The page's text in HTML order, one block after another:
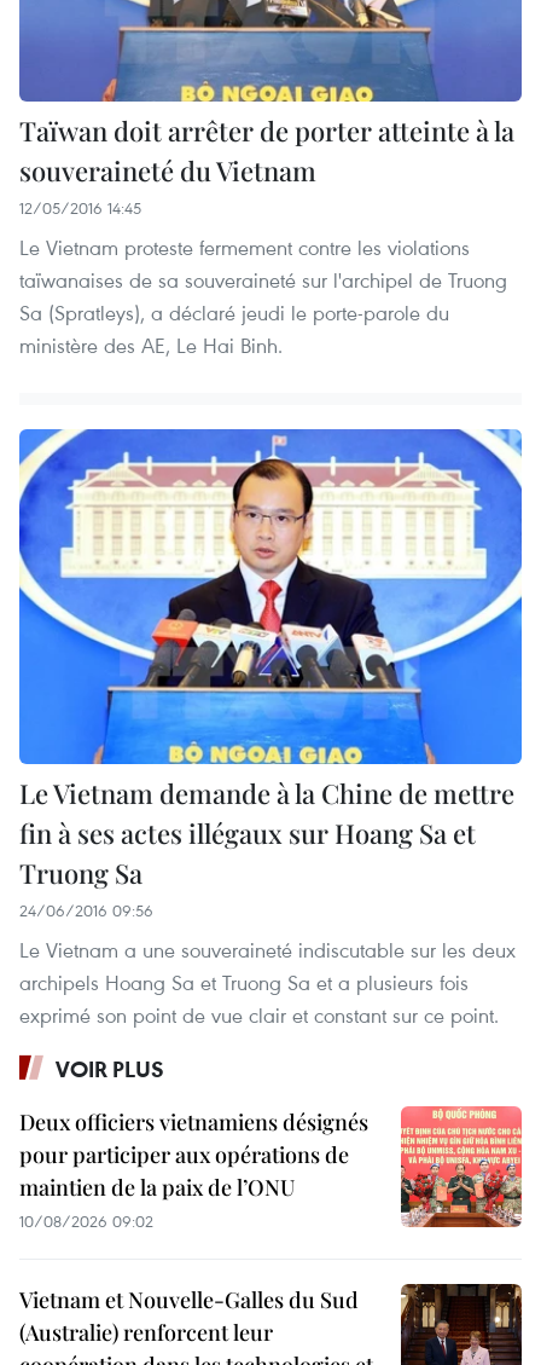
Taïwan doit arrêter de porter atteinte à la
souveraineté du Vietnam
12/05/2016 14:45
Le Vietnam proteste fermement contre les violations
taïwanaises de sa souveraineté sur l'archipel de Truong
Sa (Spratleys), a déclaré jeudi le porte-parole du
ministère des AE, Le Hai Binh.
Le Vietnam demande à la Chine de mettre
fin à ses actes illégaux sur Hoang Sa et
Truong Sa
24/06/2016 09:56
Le Vietnam a une souveraineté indiscutable sur les deux
archipels Hoang Sa et Truong Sa et a plusieurs fois
exprimé son point de vue clair et constant sur ce point.
VOIR PLUS
Deux officiers vietnamiens désignés
pour participer aux opérations de
maintien de la paix de l’ONU
10/08/2026 09:02
Vietnam et Nouvelle-Galles du Sud
(Australie) renforcent leur